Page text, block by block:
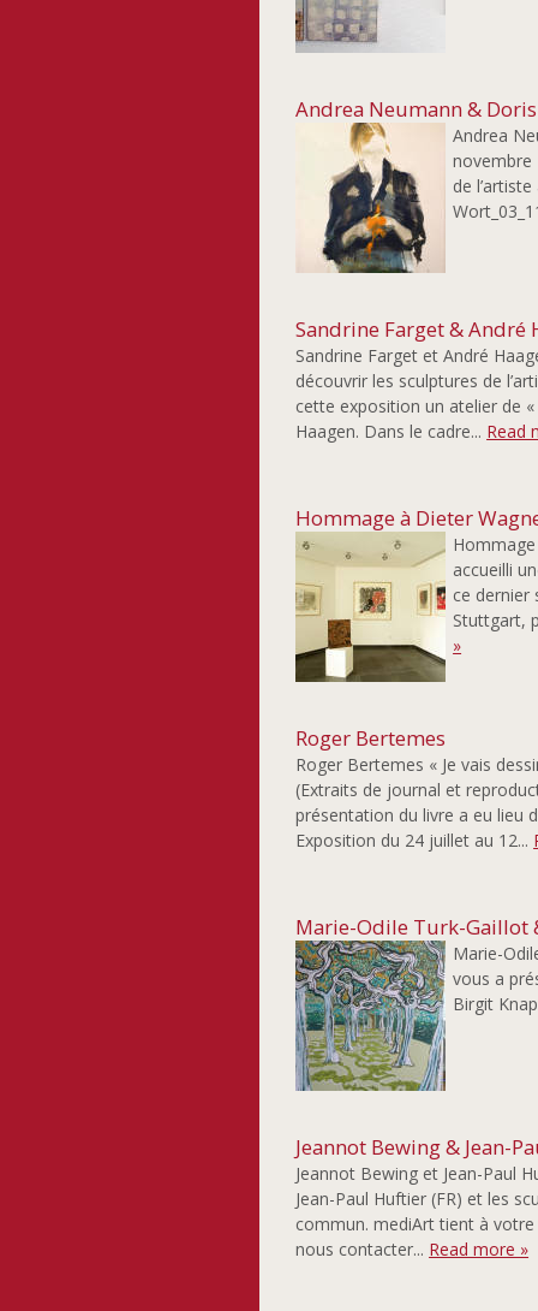
Andrea Neumann &
Andrea
novembre
de
Sandrine Farget & André
Sandrine Farget et André
découvrir les sculptures de
cette exposition un atelier de
Haagen. Dans le cadre... Read
Hommage à Dieter
accueilli
ce dernier
Stuttgart,
»
Roger Bertemes
Roger Bertemes « Je vais
(Extraits de journal et
présentation du livre a eu lieu
Exposition du 24 juillet au 12...
Marie-Odile Turk-Gaillot
Marie-
vous a
Birgit
Jeannot Bewing & Jean-
Jeannot Bewing et Jean-Paul
Jean-Paul Huftier (FR) et les
commun. mediArt tient à
nous contacter... Read more »